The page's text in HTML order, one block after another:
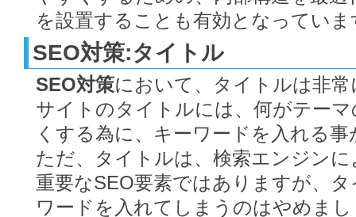
を設置することも有効となっていま
SEO対策:タイトル
SEO対策において、タイトルは非
サイトのタイトルには、何がテー
くする為に、キーワードを入れる事
ただ、タイトルは、検索エンジン
重要なSEO要素ではありますが、
ワードを入れてしまうのはやめま